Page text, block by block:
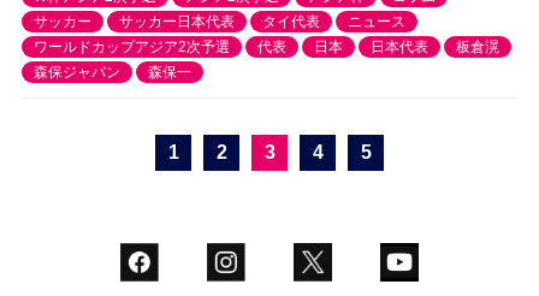
サッカー
サッカー日本代表 タイ代表
ニュース
ワールドカップアジア2次予選
代表 日本 日本代表
板倉滉
森保ジャパン
森保一
1 2 3 4 5